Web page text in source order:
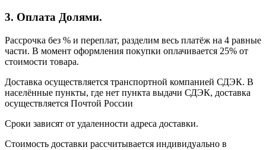
3. Оплата Долями.
Рассрочка без % и переплат, разделим весь платёж на 4 равные
части. В момент оформления покупки оплачивается 25% от
стоимости товара.
Доставка осуществляется транспортной компанией СДЭК. В
населённые пункты, где нет пункта выдачи СДЭК, доставка
осуществляется Почтой России
Сроки зависят от удаленности адреса доставки.
Стоимость доставки рассчитывается индивидуально в